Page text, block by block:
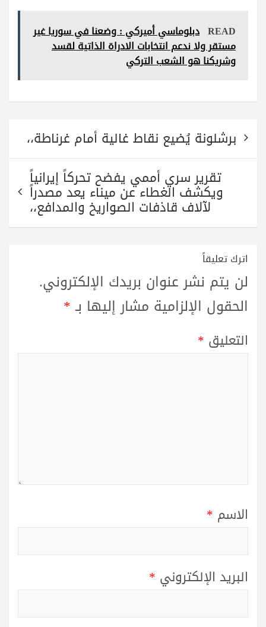
bo
ok
gr
a
m
tte
r
ts
A
pp
re READ دبلوماسي أميركي : وضعنا في سوريا غير
مستقر ولا ندعم انتخابات الادراة الذاتية لقسد
وشريكنا هو الشعب التركي
المقالات
برشلونة يُضيع نقاط غالية أمام غرناطة،،
تقرير سري أممي يفضح تحركاً إيرانياً
ويكشف الغطاء عن ميناء يعد مصدراً
لآلاف قاذفات الصواريخ والمدافع،،
اترك تعليقاً
لن يتم نشر عنوان بريدك الإلكتروني.
الحقول الإلزامية مشار إليها بـ*
التعليق *
الاسم *
البريد الإلكتروني *